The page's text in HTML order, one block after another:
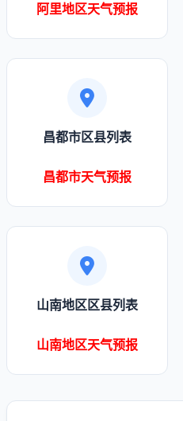
阿里地区天气预报
昌都市区县列表
昌都市天气预报
山南地区区县列表
山南地区天气预报